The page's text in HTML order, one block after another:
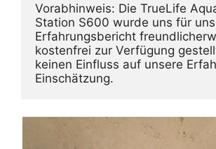
Vorabhinweis: Die TrueLife
Station S600 wurde uns für
Erfahrungsbericht
kostenfrei zur Verfügung
keinen Einfluss auf unsere
Einschätzung.